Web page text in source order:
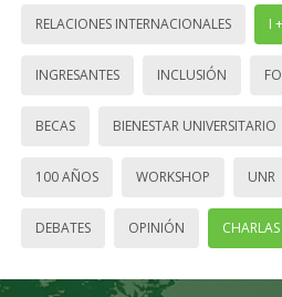
RELACIONES INTERNACIONALES I
INGRESANTES INCLUSIÓN
BECAS BIENESTAR UNIVERSITARIO
100 AÑOS WORKSHOP UNR
DEBATES OPINIÓN CHARLAS